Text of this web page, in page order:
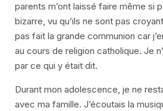
parents m’ont laissé faire même si
bizarre, vu qu’ils ne sont pas
pas fait la grande communion car
au cours de religion catholique. Je
par ce qui y était dit.
Durant mon adolescence, je ne
avec ma famille. J’écoutais la